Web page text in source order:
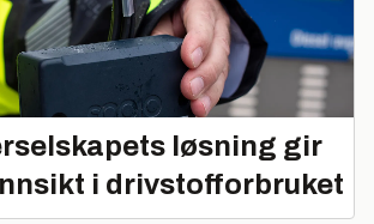
løsning gir
i drivstofforbruket